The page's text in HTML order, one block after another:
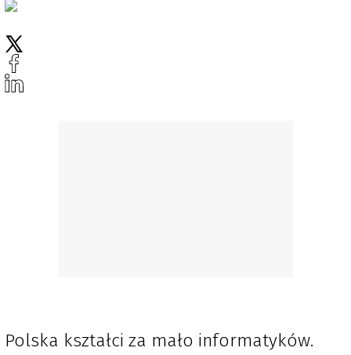
Polska kształci za mało informatyków.